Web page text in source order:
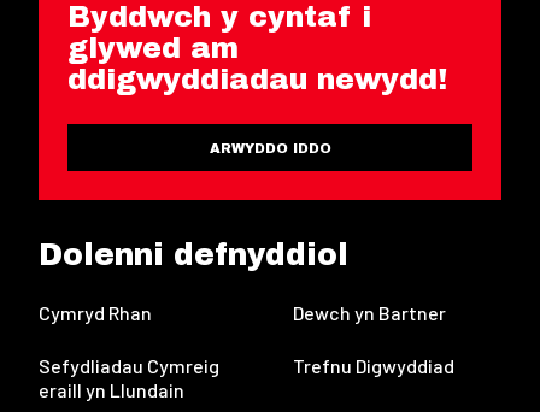
Byddwch y cyntaf i
glywed am
ddigwyddiadau newydd!
ARWYDDO IDDO
Dolenni defnyddiol
Cymryd Rhan Dewch yn Bartner
Sefydliadau Cymreig
eraill yn Llundain
Trefnu Digwyddiad